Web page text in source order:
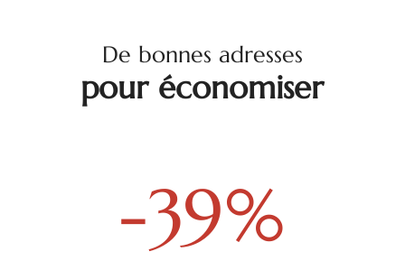
De bonnes adresses
pour économiser
-39%